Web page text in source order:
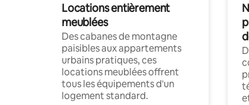
Locations entièrement
meublées
Des cabanes de montagne
paisibles aux appartements
urbains pratiques, ces
locations meublées offrent
tous les équipements d'un
logement standard.